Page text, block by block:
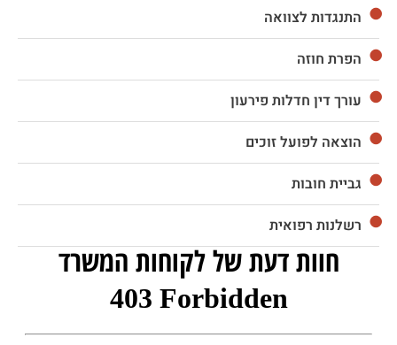
התנגדות לצוואה
הפרת חוזה
עורך דין חדלות פירעון
הוצאה לפועל זוכים
גביית חובות
רשלנות רפואית
חוות דעת של לקוחות המשרד